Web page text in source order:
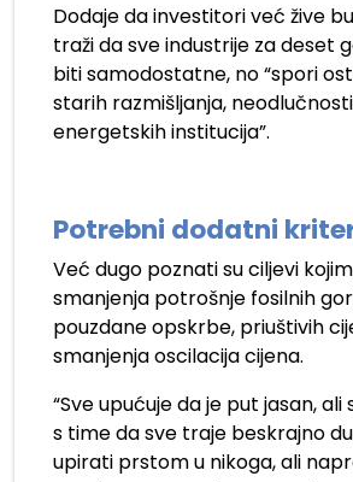
Dodaje da investitori već žive
traži da sve industrije za deset
biti samodostatne, no “spori
starih razmišljanja,
energetskih institucija”.
Potrebni dodatni
Već dugo poznati su ciljevi
smanjenja potrošnje fosilnih
pouzdane opskrbe, priuštivih
smanjenja oscilacija cijena.
“Sve upućuje da je put jasan,
s time da sve traje beskrajno
upirati prstom u nikoga, ali